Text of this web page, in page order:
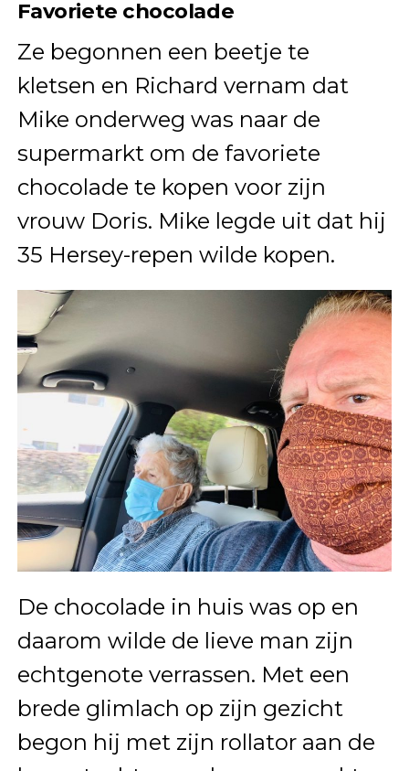
Favoriete chocolade
Ze begonnen een beetje te
kletsen en Richard vernam dat
Mike onderweg was naar de
supermarkt om de favoriete
chocolade te kopen voor zijn
vrouw Doris. Mike legde uit dat hij
35 Hersey-repen wilde kopen.
De chocolade in huis was op en
daarom wilde de lieve man zijn
echtgenote verrassen. Met een
brede glimlach op zijn gezicht
begon hij met zijn rollator aan de